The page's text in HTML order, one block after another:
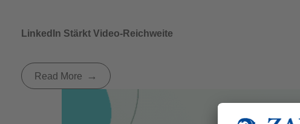
LinkedIn Stärkt Video-Reichweite
Read More